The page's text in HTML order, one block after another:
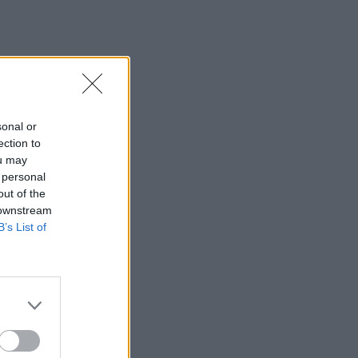
or
to
may
of the
List of
Άντριου: Μυστικό σχέδιο για βασιλική
κηδεία όταν πεθάνει, παρά την
αποκαθήλωση